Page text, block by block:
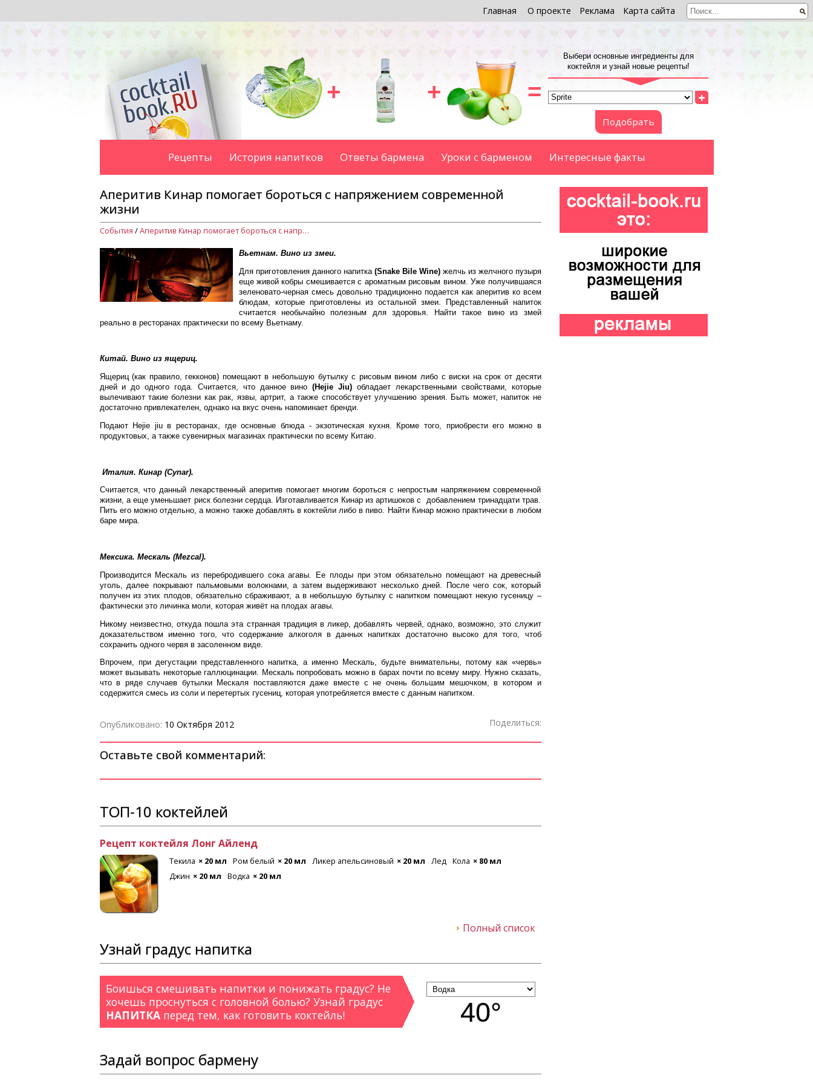
Главная О проекте Реклама Карта сайта
+ + =
Выбери основные ингредиенты для
коктейля и узнай новые рецепты!
+
Подобрать
Рецепты История напитков Ответы бармена Уроки с барменом Интересные факты
Аперитив Кинар помогает бороться с напряжением современной
жизни
События / Аперитив Кинар помогает бороться с напряжением современной жизни
Вьетнам. Вино из змеи.
Для приготовления данного напитка (Snake Bile Wine)желчь из желчного пузыря
еще живой кобры смешивается с ароматным рисовым вином. Уже получившаяся
зеленовато-черная смесь довольно традиционно подается как аперитив ко всем
блюдам, которые приготовлены из остальной змеи. Представленный напиток
считается необычайно полезным для здоровья. Найти такое вино из змей
реально в ресторанах практически по всему Вьетнаму.
Китай. Вино из ящериц.
Ящериц (как правило, гекконов) помещают в небольшую бутылку с рисовым вином либо с виски на срок от десяти
дней и до одного года. Считается, что данное вино(Hejie Jiu) обладает лекарственными свойствами, которые
вылечивают такие болезни как рак, язвы, артрит, а также способствует улучшению зрения. Быть может, напиток не
достаточно привлекателен, однако на вкус очень напоминает бренди.
Подают Hejie jiu в ресторанах, где основные блюда - экзотическая кухня. Кроме того, приобрести его можно в
продуктовых, а также сувенирных магазинах практически по всему Китаю.
Италия. Кинар (Cynar).
Считается, что данный лекарственный аперитив помогает многим бороться с непростым напряжением современной
жизни, а еще уменьшает риск болезни сердца. Изготавливается Кинар из артишоков с добавлением тринадцати трав.
Пить его можно отдельно, а можно также добавлять в коктейли либо в пиво. Найти Кинар можно практически в любом
баре мира.
Мексика. Мескаль (Mezcal).
Производится Мескаль из перебродившего сока агавы. Ее плоды при этом обязательно помещают на древесный
уголь, далее покрывают пальмовыми волокнами, а затем выдерживают несколько дней. После чего сок, который
получен из этих плодов, обязательно сбраживают, а в небольшую бутылку с напитком помещают некую гусеницу –
фактически это личинка моли, которая живёт на плодах агавы.
Никому неизвестно, откуда пошла эта странная традиция в ликер, добавлять червей, однако, возможно, это служит
доказательством именно того, что содержание алкоголя в данных напитках достаточно высоко для того, чтоб
сохранить одного червя в засоленном виде.
Впрочем, при дегустации представленного напитка, а именно Мескаль, будьте внимательны, потому как «червь»
может вызывать некоторые галлюцинации. Мескаль попробовать можно в барах почти по всему миру. Нужно сказать,
что в ряде случаев бутылки Мескаля поставляются даже вместе с не очень большим мешочком, в котором и
содержится смесь из соли и перетертых гусениц, которая употребляется вместе с данным напитком.
Поделиться:
Опубликовано: 10 Октября 2012
Оставьте свой комментарий:
ТОП-10 коктейлей
Рецепт коктейля Лонг Айленд
Текила × 20 мл Ром белый × 20 мл Ликер апельсиновый × 20 мл Лед Кола × 80 мл
Джин × 20 мл Водка × 20 мл
Полный список
Узнай градус напитка
40°
Боишься смешивать напитки и понижать градус? Не
хочешь проснуться с головной болью? Узнай градус
НАПИТКА перед тем, как готовить коктейль!
Задай вопрос бармену